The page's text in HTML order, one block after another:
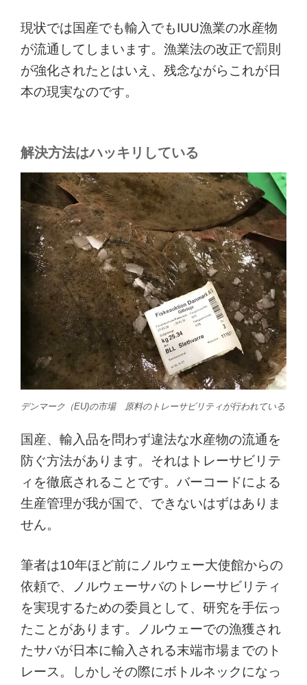
現状では国産でも輸入でもIUU漁業の水産物
が流通してしまいます。漁業法の改正で罰則
が強化されたとはいえ、残念ながらこれが日
本の現実なのです。
解決方法はハッキリしている
デンマーク（EU)の市場 原料のトレーサビリティが行われている
国産、輸入品を問わず違法な水産物の流通を
防ぐ方法があります。それはトレーサビリテ
ィを徹底されることです。バーコードによる
生産管理が我が国で、できないはずはありま
せん。
筆者は10年ほど前にノルウェー大使館からの
依頼で、ノルウェーサバのトレーサビリティ
を実現するための委員として、研究を手伝っ
たことがあります。ノルウェーでの漁獲され
たサバが日本に輸入される末端市場までのト
レース。しかしその際にボトルネックになっ